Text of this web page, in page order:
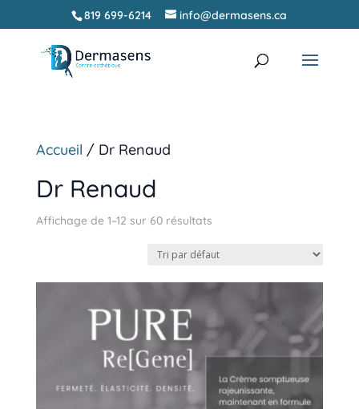
819 699-6214 info@dermasens.ca
Accueil / Dr Renaud
Dr Renaud
Affichage de 1–12 sur 60 résultats